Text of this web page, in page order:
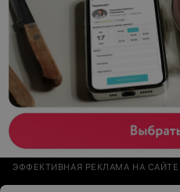
ЭФФЕКТИВНАЯ РЕКЛАМА НА САЙТЕ